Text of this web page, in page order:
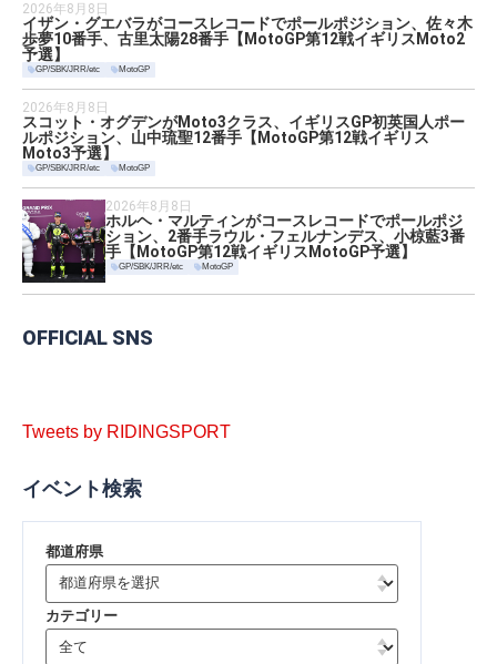
2026年8月8日
イザン・グエバラがコースレコードでポールポジション、佐々木
歩夢10番手、古里太陽28番手【MotoGP第12戦イギリスMoto2
予選】
GP/SBK/JRR/etc MotoGP
2026年8月8日
スコット・オグデンがMoto3クラス、イギリスGP初英国人ポー
ルポジション、山中琉聖12番手【MotoGP第12戦イギリス
Moto3予選】
GP/SBK/JRR/etc MotoGP
2026年8月8日
ホルヘ・マルティンがコースレコードでポールポジ
ション、2番手ラウル・フェルナンデス、小椋藍3番
手【MotoGP第12戦イギリスMotoGP予選】
GP/SBK/JRR/etc MotoGP
OFFICIAL SNS
Tweets by RIDINGSPORT
イベント検索
都道府県
カテゴリー